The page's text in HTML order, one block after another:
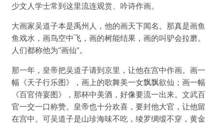
少文人学士常到这里流连观赏、吟诗作画。
大画家吴道子本是禹州人，他的画天下闻名。那真是画鱼
鱼戏水，画鸟空中飞，画的树能结果，画的叫驴会拉磨。
人们都称他为“画仙”。
那一年，皇帝把吴道子请到京里，让他在宫中作画。画一
幅《天子行乐图》，画上的歌舞美一女飘飘欲仙；画一幅
《百官侍宴图》，那杯中美酒，好像要流一出来。文武百
官一交一口称赞。皇帝也十分欢喜，要封他大官，让他留
在宫中。可吴道子是山珍海味不吃，绫罗绸缎不穿，黄金